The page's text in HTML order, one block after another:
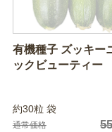
有機種子 ズッキー
ックビューティー
約30粒 袋
通常価格